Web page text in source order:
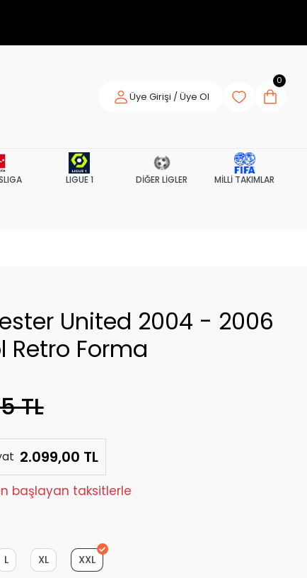
Üye Girişi / Üye Ol
0
LIGUE 1 DİĞER LİGLER MİLLİ TAKIMLAR
United 2004 - 2006
Retro Forma
TL
2.099,00 TL
başlayan taksitlerle
XXL
XL
L